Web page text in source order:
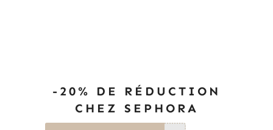
-20% DE RÉDUCTION
CHEZ SEPHORA